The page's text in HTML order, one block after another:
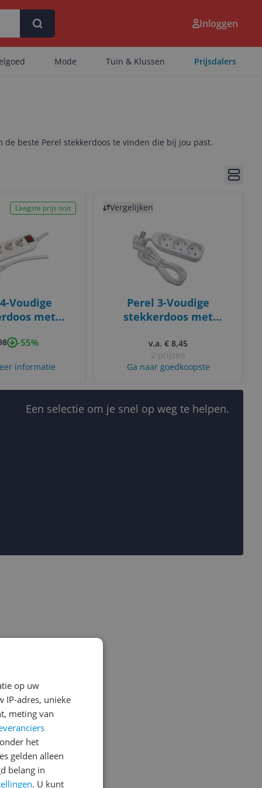
Inloggen
Mode Tuin & Klussen Prijsdalers
beste Perel stekkerdoos te vinden die bij jou past.
Laagste prijs ooit
Voudige
met
3m
-55%
informatie
Vergelijken
Perel 3-Voudige
stekkerdoos met
schakelaar
v.a. € 8,45
2 prijzen
Ga naar goedkoopste
Een selectie om je snel op weg te helpen.
op uw
IP-adres, unieke
meting van
het
gelden alleen
belang in
. U kunt